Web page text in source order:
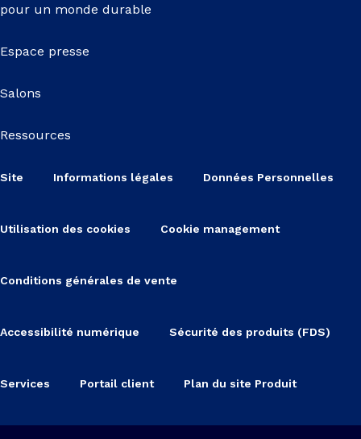
pour un monde durable
Espace presse
Salons
Ressources
Site Informations légales Données Personnelles
Utilisation des cookies Cookie management
Conditions générales de vente
Accessibilité numérique Sécurité des produits (FDS)
Services Portail client Plan du site Produit